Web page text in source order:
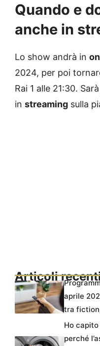
Quando e
anche in
Lo show andrà in
2024, per poi
Rai 1 alle 21:30.
in streaming sulla
Articoli
aprile
tra
Ho
perché